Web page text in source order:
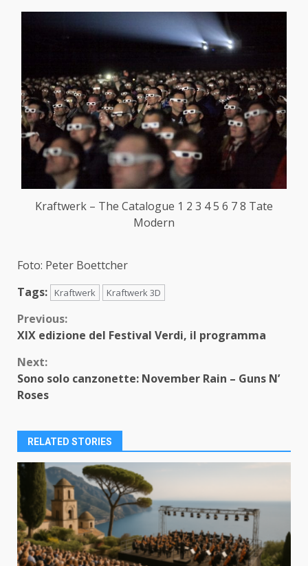
Kraftwerk – The Catalogue 1 2 3 4 5 6 7 8 Tate
Modern
Foto: Peter Boettcher
Tags:
Kraftwerk Kraftwerk 3D
Continue
Previous:
XIX edizione del Festival Verdi, il programma
Next:
Sono solo canzonette: November Rain – Guns N’
Roses
RELATED STORIES